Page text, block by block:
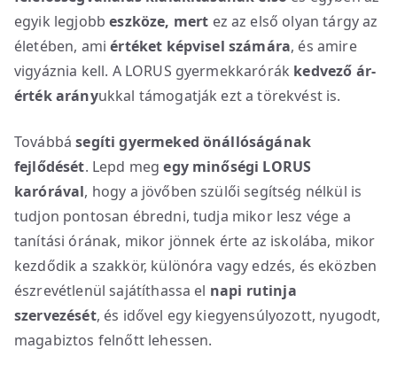
egyik legjobbeszköze, mert ez az első olyan tárgy az
életében, amiértéket képvisel számára, és amire
vigyáznia kell. A LORUS gyermekkarórák kedvező ár-
érték arányukkal támogatják ezt a törekvést is.
Továbbásegíti gyermeked önállóságának
fejlődését. Lepd megegy minőségi LORUS
karórával, hogy a jövőben szülői segítség nélkül is
tudjon pontosan ébredni, tudja mikor lesz vége a
tanítási órának, mikor jönnek érte az iskolába, mikor
kezdődik a szakkör, különóra vagy edzés, és eközben
észrevétlenül sajátíthassa el napi rutinja
szervezését, és idővel egy kiegyensúlyozott, nyugodt,
magabiztos felnőtt lehessen.